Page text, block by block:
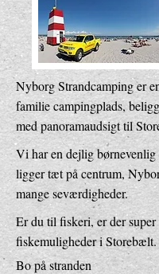
Nyborg Strandcamping er
familie campingplads,
med panoramaudsigt til
Vi har en dejlig børnevenlig
ligger tæt på centrum,
mange seværdigheder.
Er du til fiskeri, er der super
fiskemuligheder i Storebælt.
Bo på stranden